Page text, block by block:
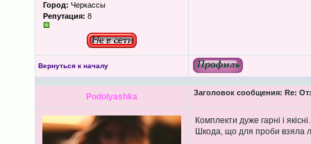
Город: Черкассы
Репутация: 8
Вернуться к началу
Podolyashka Заголовок сообщения: Re:
Комплекти дуже гарні і
Шкода, що для проби взяла